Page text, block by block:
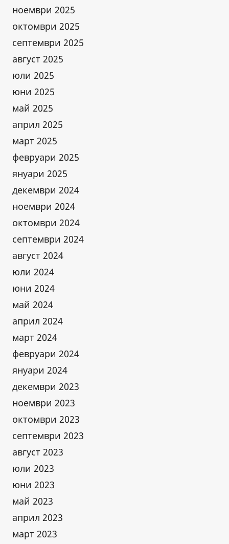
ноември 2025
октомври 2025
септември 2025
август 2025
юли 2025
юни 2025
май 2025
април 2025
март 2025
февруари 2025
януари 2025
декември 2024
ноември 2024
октомври 2024
септември 2024
август 2024
юли 2024
юни 2024
май 2024
април 2024
март 2024
февруари 2024
януари 2024
декември 2023
ноември 2023
октомври 2023
септември 2023
август 2023
юли 2023
юни 2023
май 2023
април 2023
март 2023